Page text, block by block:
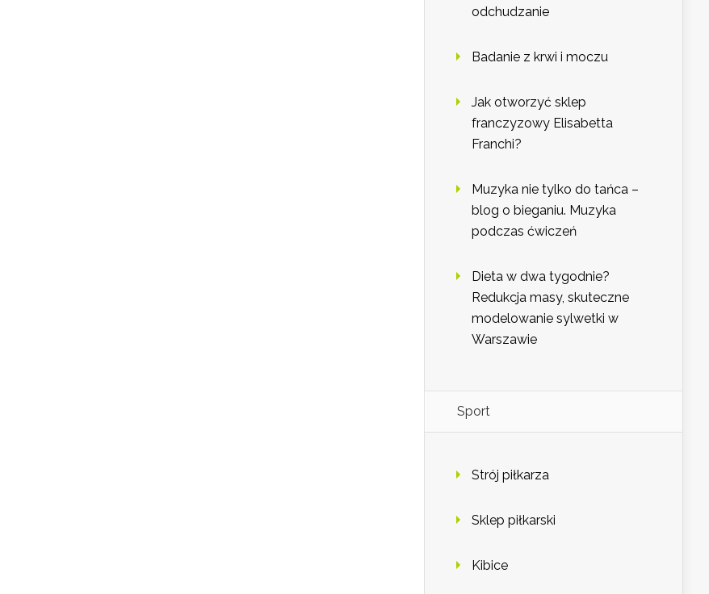
odchudzanie
Badanie z krwi i moczu
Jak otworzyć sklep
franczyzowy Elisabetta
Franchi?
Muzyka nie tylko do tańca –
blog o bieganiu. Muzyka
podczas ćwiczeń
Dieta w dwa tygodnie?
Redukcja masy, skuteczne
modelowanie sylwetki w
Warszawie
Sport
Strój piłkarza
Sklep piłkarski
Kibice